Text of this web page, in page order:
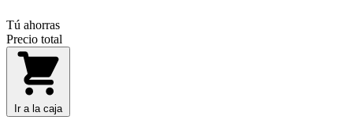
Tú ahorras
Precio total
Ir a la caja